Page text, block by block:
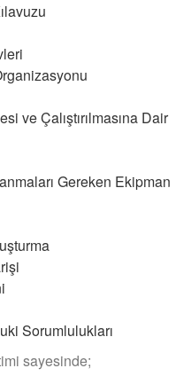
ve Çalıştırılmasına Dair
Gereken Ekipman
Sorumlulukları
sayesinde;